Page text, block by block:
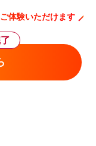
体験いただけます